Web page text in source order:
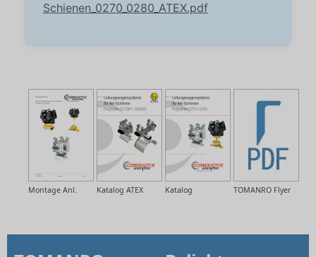
Schienen_0270_0280_ATEX.pdf
TOMANRO Flyer
Katalog
Katalog ATEX
Montage Anl.